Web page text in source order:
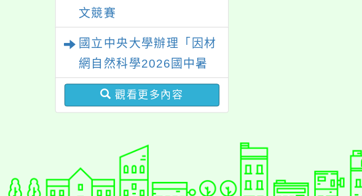
文競賽
國立中央大學辦理「因材
網自然科學2026國中暑
期課程」
觀看更多內容